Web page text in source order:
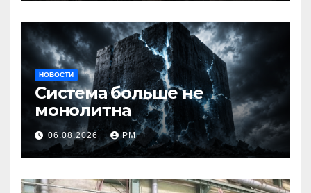
НОВОСТИ
Система больше не
монолитна
06.08.2026 РМ